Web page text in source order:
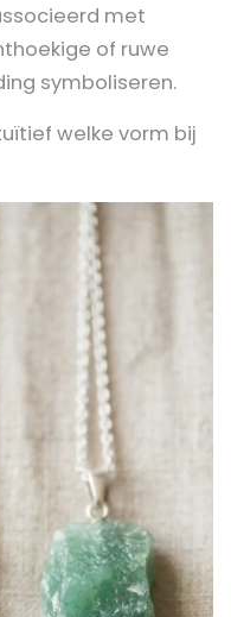
met
of ruwe
symboliseren.
welke vorm bij